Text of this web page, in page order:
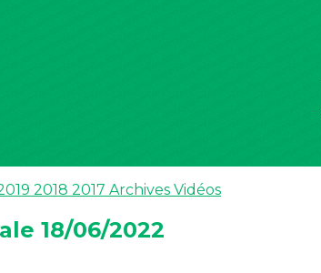
2018 2017 Archives Vidéos
18/06/2022